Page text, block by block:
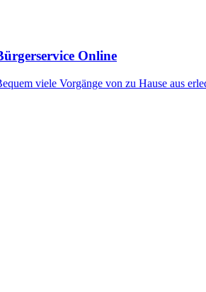
Online
viele Vorgänge von zu Hause aus